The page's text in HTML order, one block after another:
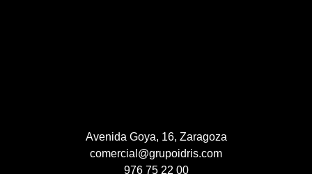
Avenida Goya, 16, Zaragoza
comercial@grupoidris.com
976 75 22 00